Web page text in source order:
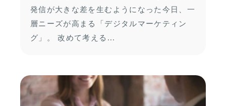
発信が大きな差を生むようになった今日、一
層ニーズが高まる「デジタルマーケティン
グ」。 改めて考える...